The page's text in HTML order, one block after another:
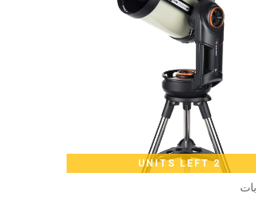
2 UNITS LEFT